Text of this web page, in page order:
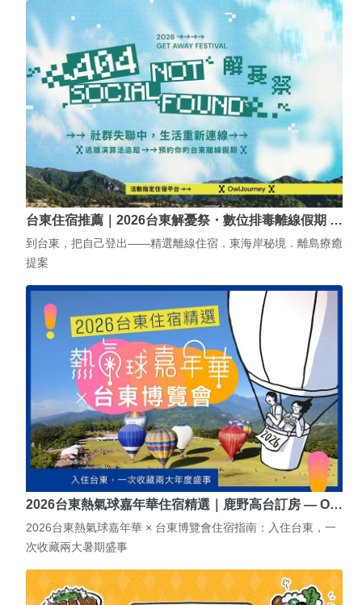
台東住宿推薦｜2026台東解憂祭・數位排毒離線假期 …
到台東，把自己登出——精選離線住宿．東海岸秘境．離島療癒
提案
2026台東熱氣球嘉年華住宿精選｜鹿野高台訂房 — O…
2026台東熱氣球嘉年華 × 台東博覽會住宿指南：入住台東，一
次收藏兩大暑期盛事